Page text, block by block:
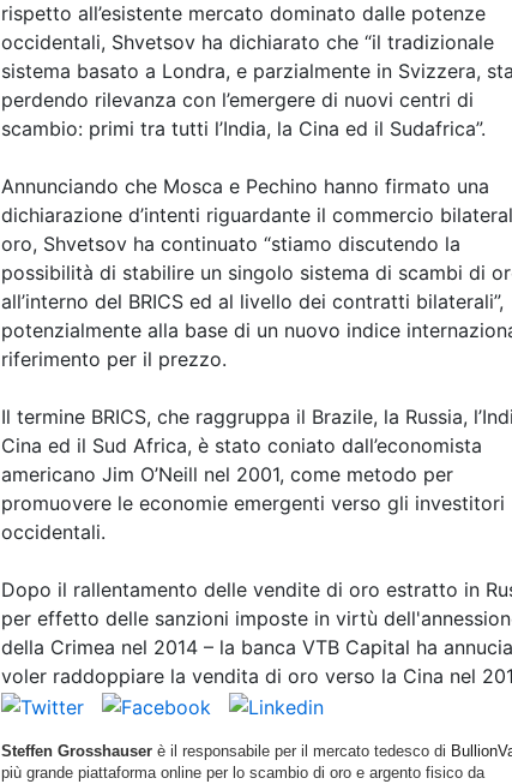
rispetto all’esistente mercato dominato dalle potenze
occidentali, Shvetsov ha dichiarato che “il tradizionale
sistema basato a Londra, e parzialmente in Svizzera,
perdendo rilevanza con l’emergere di nuovi centri di
scambio: primi tra tutti l’India, la Cina ed il Sudafrica”.
Annunciando che Mosca e Pechino hanno firmato una
dichiarazione d’intenti riguardante il commercio
oro, Shvetsov ha continuato “stiamo discutendo la
possibilità di stabilire un singolo sistema di scambi di
all’interno del BRICS ed al livello dei contratti bilaterali”,
potenzialmente alla base di un nuovo indice
riferimento per il prezzo.
Il termine BRICS, che raggruppa il Brazile, la Russia,
Cina ed il Sud Africa, è stato coniato dall’economista
americano Jim O’Neill nel 2001, come metodo per
promuovere le economie emergenti verso gli investitori
occidentali.
Dopo il rallentamento delle vendite di oro estratto in
per effetto delle sanzioni imposte in virtù
della Crimea nel 2014 – la banca VTB Capital ha
voler raddoppiare la vendita di oro verso la Cina nel
Steffen Grosshauser è il responsabile per il mercato tedesco di
più grande piattaforma online per lo scambio di oro e argento fisico da